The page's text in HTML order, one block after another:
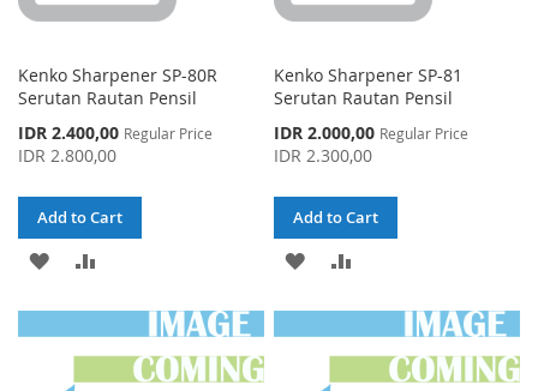
Kenko Sharpener SP-80R
Serutan Rautan Pensil
Special
Price
IDR 2.400,00 Regular Price
IDR 2.800,00
Add to Cart
ADD
WISH
LIST
COMPARE
Kenko Sharpener SP-81
Serutan Rautan Pensil
Special
Price
IDR 2.000,00 Regular Price
IDR 2.300,00
Add to Cart
ADD
WISH
LIST
COMPARE